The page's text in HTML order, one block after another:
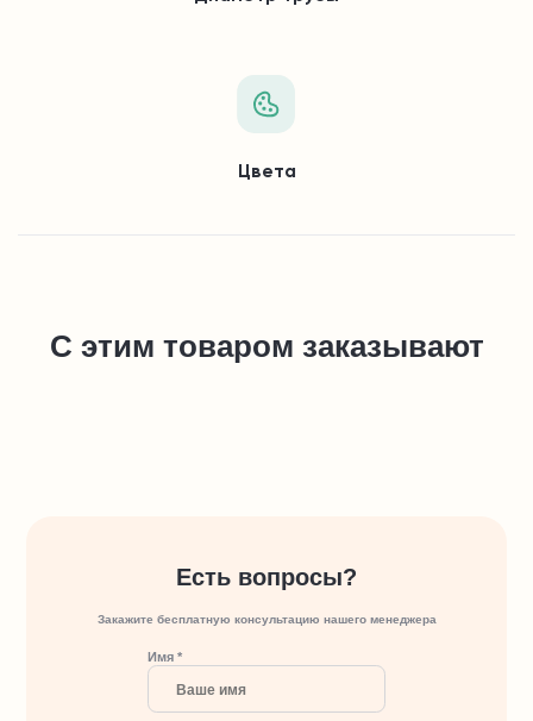
Цвета
С этим товаром заказывают
Есть вопросы?
Закажите бесплатную консультацию нашего менеджера
Имя *